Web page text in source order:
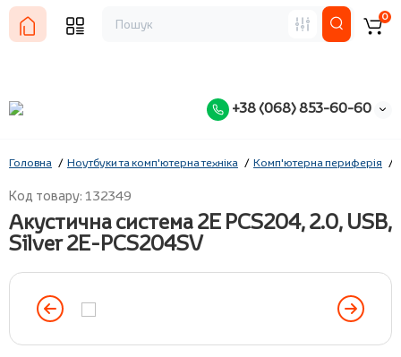
+38 (068) 853-60-60
0
Головна Ноутбуки та комп'ютерна техніка Комп'ютерна периферія
Код товару: 132349
Акустична система 2E PCS204, 2.0, USB,
Silver 2E-PCS204SV